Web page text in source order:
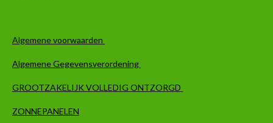
Algemene voorwaarden
Algemene Gegevensverordening
GROOTZAKELIJK VOLLEDIG ONTZORGD
ZONNEPANELEN